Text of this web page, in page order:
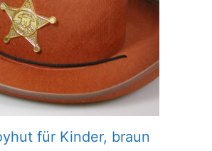
für Kinder, braun